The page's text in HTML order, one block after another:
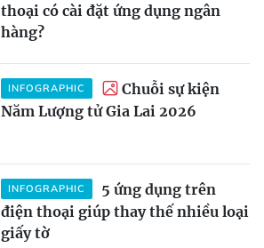
thoại có cài đặt ứng dụng ngân
hàng?
INFOGRAPHIC
Chuỗi sự kiện
Năm Lượng tử Gia Lai 2026
INFOGRAPHIC
5 ứng dụng trên
điện thoại giúp thay thế nhiều loại
giấy tờ